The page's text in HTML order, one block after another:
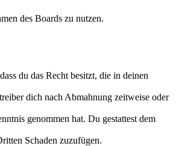
des Boards zu nutzen.
du das Recht besitzt, die in deinen
dich nach Abmahnung zeitweise oder
genommen hat. Du gestattest dem
Schaden zuzufügen.